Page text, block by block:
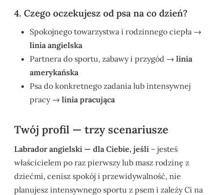
4. Czego oczekujesz od psa na co dzień?
Spokojnego towarzystwa i rodzinnego ciepła →
linia angielska
Partnera do sportu, zabawy i przygód →linia
amerykańska
Psa do konkretnego zadania lub intensywnej
pracy →linia pracująca
Twój profil — trzy scenariusze
Labrador angielski — dla Ciebie, jeśli – jesteś
właścicielem po raz pierwszy lub masz rodzinę z
dziećmi, cenisz spokój i przewidywalność, nie
planujesz intensywnego sportu z psem i zależy Ci na